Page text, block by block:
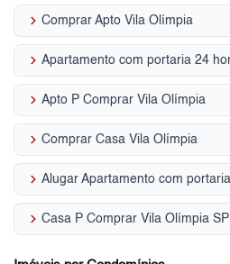
keyboard_arrow_right Comprar Apto Vila Olímpia
keyboard_arrow_right
keyboard_arrow_right Apto P Comprar Vila Olímpia
keyboard_arrow_right Comprar Casa Vila Olímpia
keyboard_arrow_right
keyboard_arrow_right Casa P Comprar Vila Olímpia SP